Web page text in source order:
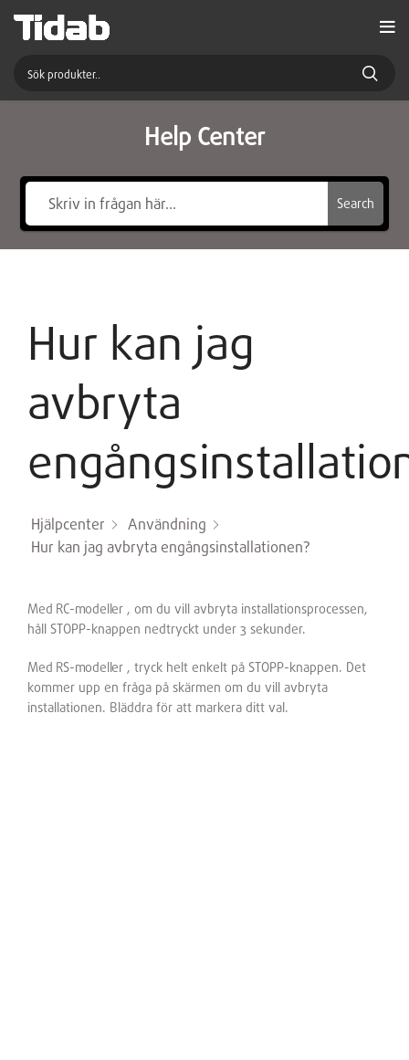
Help Center
Search
Hur kan jag
avbryta
Hjälpcenter
Användning
Hur kan jag avbryta engångsinstallationen?
Med RC-modeller , om du vill avbryta installationsprocessen,
håll STOPP-knappen nedtryckt under 3 sekunder.
Med RS-modeller , tryck helt enkelt på STOPP-knappen. Det
kommer upp en fråga på skärmen om du vill avbryta
installationen. Bläddra för att markera ditt val.